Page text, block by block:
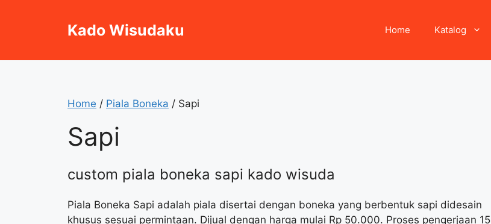
Kado Wisudaku Home Katalog
Home / Piala Boneka / Sapi
Sapi
custom piala boneka sapi kado wisuda
Piala Boneka Sapi adalah piala disertai dengan boneka yang berbentuk sapi didesain
khusus sesuai permintaan. Dijual dengan harga mulai Rp 50.000. Proses pengerjaan 15